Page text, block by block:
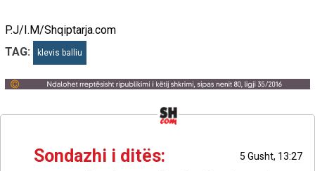
P.J/I.M/Shqiptarja.com
TAG:
klevis balliu
Sondazhi i ditës: 5 Gusht, 13:27